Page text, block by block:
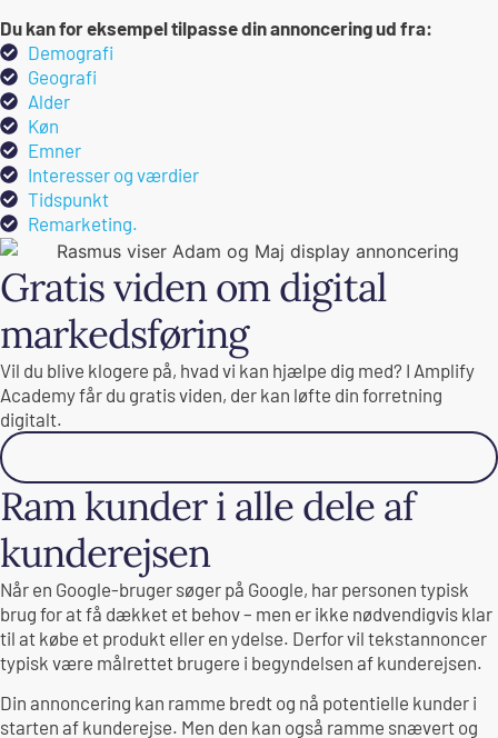
Du kan for eksempel tilpasse din annoncering ud fra:
Demografi
Geografi
Alder
Køn
Emner
Interesser og værdier
Tidspunkt
Remarketing.
Gratis viden om digital
markedsføring
Vil du blive klogere på, hvad vi kan hjælpe dig med? I Amplify
Academy får du gratis viden, der kan løfte din forretning
digitalt.
Ram kunder i alle dele af
kunderejsen
Når en Google-bruger søger på Google, har personen typisk
brug for at få dækket et behov – men er ikke nødvendigvis klar
til at købe et produkt eller en ydelse. Derfor vil tekstannoncer
typisk være målrettet brugere i begyndelsen af kunderejsen.
Din annoncering kan ramme bredt og nå potentielle kunder i
starten af kunderejse. Men den kan også ramme snævert og